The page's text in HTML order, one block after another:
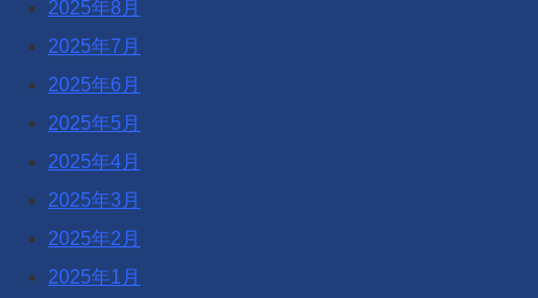
2025年8月
2025年7月
2025年6月
2025年5月
2025年4月
2025年3月
2025年2月
2025年1月